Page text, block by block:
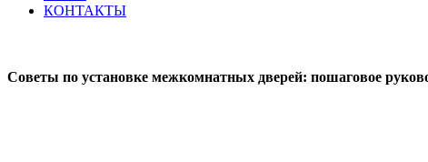
КОНТАКТЫ
Советы по установке межкомнатных дверей: пошаговое